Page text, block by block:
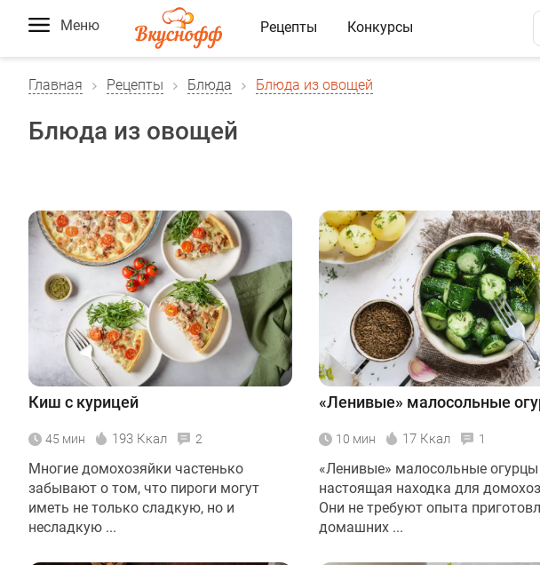
Меню Рецепты Конкурсы
Главная Рецепты Блюда Блюда из овощей
Блюда из овощей
Киш с курицей
45 мин 193 Ккал 2
Многие домохозяйки частенько
забывают о том, что пироги могут
иметь не только сладкую, но и
несладкую ...
«Ленивые» малосольные
10 мин 17 Ккал 1
«Ленивые» малосольные
настоящая находка для
Они не требуют опыта
домашних ...